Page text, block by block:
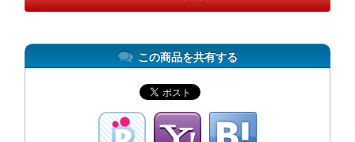
この商品を共有する